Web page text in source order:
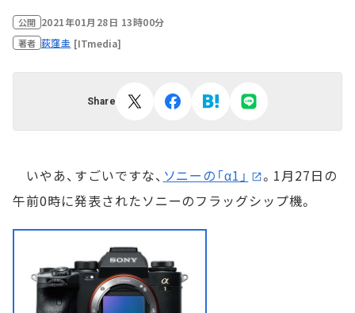
公開 2021年01月28日 13時00分
著者 荻窪圭 [ITmedia]
Share
いやあ、すごいですな、 ソニーの「α1」
。1月27日の
午前0時に発表されたソニーのフラッグシップ機。